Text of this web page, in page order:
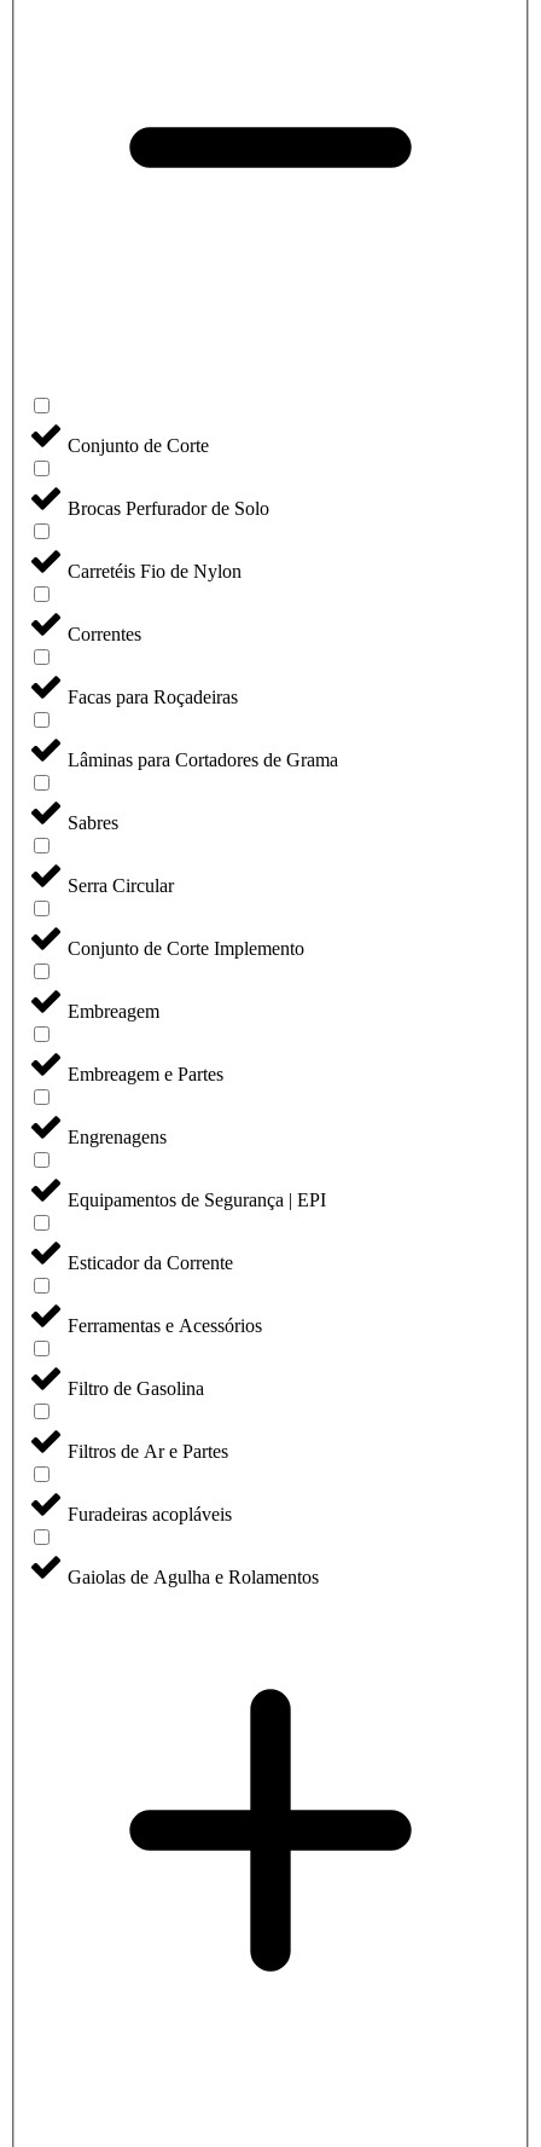
Conjunto de Corte
Brocas Perfurador de Solo
Carretéis Fio de Nylon
Correntes
Facas para Roçadeiras
Lâminas para Cortadores de Grama
Sabres
Serra Circular
Conjunto de Corte Implemento
Embreagem
Embreagem e Partes
Engrenagens
Equipamentos de Segurança | EPI
Esticador da Corrente
Ferramentas e Acessórios
Filtro de Gasolina
Filtros de Ar e Partes
Furadeiras acopláveis
Gaiolas de Agulha e Rolamentos